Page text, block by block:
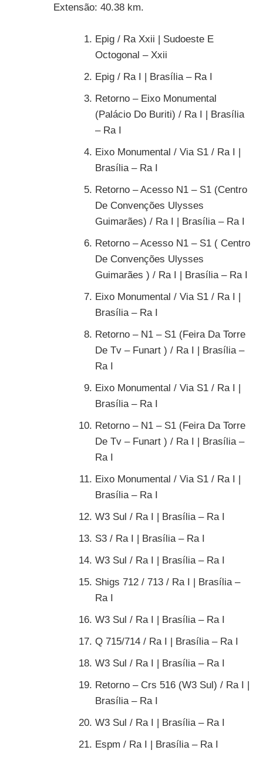
Extensão: 40.38 km.
Epig / Ra Xxii | Sudoeste E
Octogonal – Xxii
Epig / Ra I | Brasília – Ra I
Retorno – Eixo Monumental
(Palácio Do Buriti) / Ra I | Brasília
– Ra I
Eixo Monumental / Via S1 / Ra I |
Brasília – Ra I
Retorno – Acesso N1 – S1 (Centro
De Convenções Ulysses
Guimarães) / Ra I | Brasília – Ra I
Retorno – Acesso N1 – S1 ( Centro
De Convenções Ulysses
Guimarães ) / Ra I | Brasília – Ra I
Eixo Monumental / Via S1 / Ra I |
Brasília – Ra I
Retorno – N1 – S1 (Feira Da Torre
De Tv – Funart ) / Ra I | Brasília –
Ra I
Eixo Monumental / Via S1 / Ra I |
Brasília – Ra I
Retorno – N1 – S1 (Feira Da Torre
De Tv – Funart ) / Ra I | Brasília –
Ra I
Eixo Monumental / Via S1 / Ra I |
Brasília – Ra I
W3 Sul / Ra I | Brasília – Ra I
S3 / Ra I | Brasília – Ra I
W3 Sul / Ra I | Brasília – Ra I
Shigs 712 / 713 / Ra I | Brasília –
Ra I
W3 Sul / Ra I | Brasília – Ra I
Q 715/714 / Ra I | Brasília – Ra I
W3 Sul / Ra I | Brasília – Ra I
Retorno – Crs 516 (W3 Sul) / Ra I |
Brasília – Ra I
W3 Sul / Ra I | Brasília – Ra I
Espm / Ra I | Brasília – Ra I